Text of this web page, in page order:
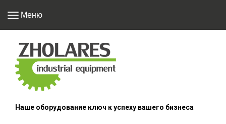
Наше оборудование ключ к успеху вашего бизнеса
Меню